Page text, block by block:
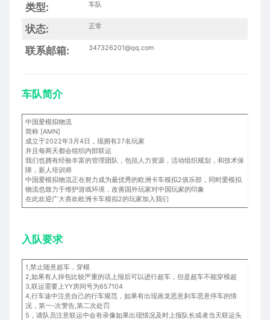
类型: 车队
状态: 正常
联系邮箱: 347326201@qq.com
车队简介
中国爱模拟物流
简称 [AMN]
成立于2022年3月4日，现拥有27名玩家
并且每两天都会组织内部联运
我们也拥有经验丰富的管理团队，包括人力资源，活动组织规划，和技术保
障，新人培训师
中国爱模拟物流正在努力成为最优秀的欧洲卡车模拟2俱乐部，同时爱模拟
物流也致力于维护游戏环境，改善国外玩家对中国玩家的印象
在此欢迎广大喜欢欧洲卡车模拟2的玩家加入我们
入队要求
1,禁止随意超车，穿模
2,如果有人掉包比较严重的话上报后可以进行超车，但是超车不能穿模超
3,联运需要上YY房间号为657104
4,行车途中注意自己的行车规范，如果有出现画龙恶意刹车恶意停车的情
况，第一-次警告,第二次处罚
5，请队员注意联运中会有录像如果出现情况及时上报队长或者当天联运头